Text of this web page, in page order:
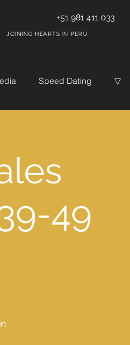
Speed Dating ▽
+51 981 411 033
JOINING HEARTS IN PERU
49